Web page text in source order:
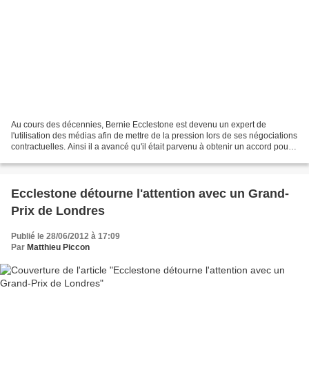
Au cours des décennies, Bernie Ecclestone est devenu un expert de
l'utilisation des médias afin de mettre de la pression lors de ses négociations
contractuelles. Ainsi il a avancé qu'il était parvenu à obtenir un accord pour
Ecclestone détourne l'attention avec un Grand-
Prix de Londres
Publié le 28/06/2012 à 17:09
Par Matthieu Piccon